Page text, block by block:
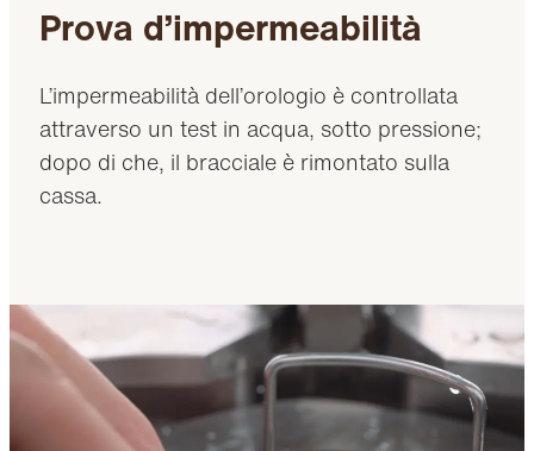
Prova d’impermeabilità
L’impermeabilità dell’orologio è controllata
attraverso un test in acqua, sotto pressione;
dopo di che, il bracciale è rimontato sulla
cassa.